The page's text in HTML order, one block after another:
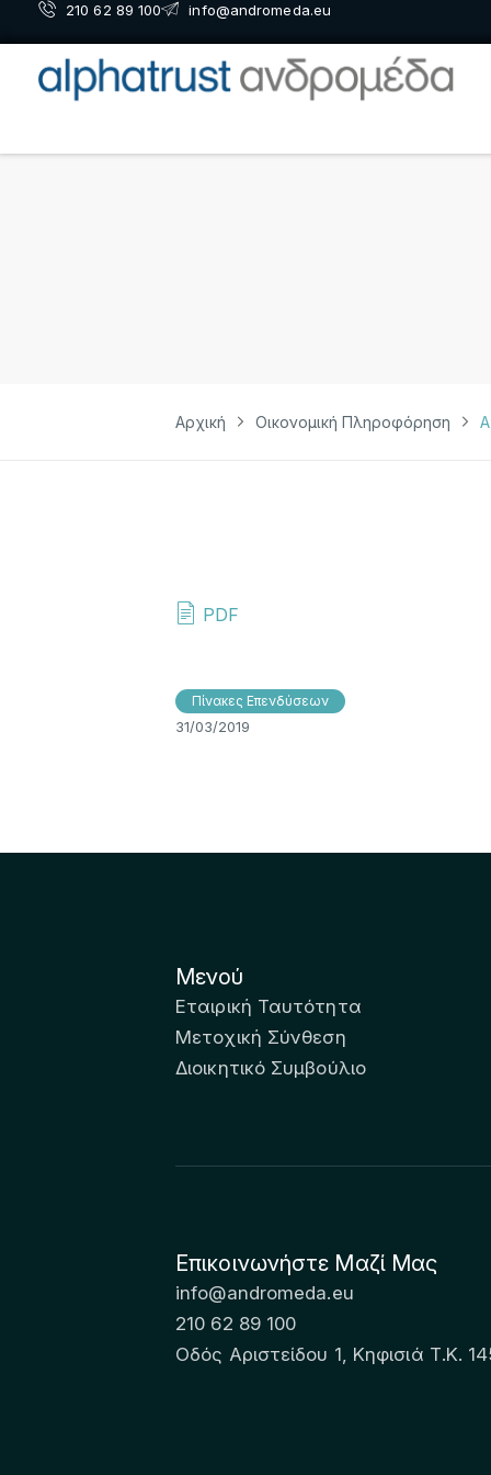
210 62 89 100 info@andromeda.eu
Αρχική Οικονομική Πληροφόρηση
PDF
Πίνακες Επενδύσεων
31/03/2019
Μενού
Εταιρική Ταυτότητα
Μετοχική Σύνθεση
Διοικητικό Συμβούλιο
Επικοινωνήστε Μαζί Μας
info@andromeda.eu
210 62 89 100
Οδός Αριστείδου 1, Κηφισιά Τ.Κ.